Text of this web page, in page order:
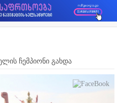
ჩემპიონი გახდა